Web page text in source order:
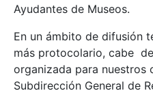
Ayudantes de Museos.
En un ámbito de difusión
más protocolario, cabe
organizada para nuestros
Subdirección General de